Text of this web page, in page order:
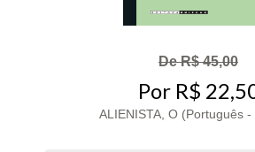
De R$ 45,00
Por R$
ALIENISTA, O (Português -